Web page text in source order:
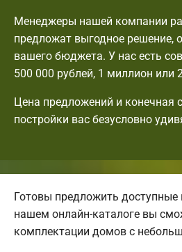
Менеджеры нашей компании
предложат выгодное решение,
вашего бюджета. У нас есть
500 000 рублей, 1 миллион или
Цена предложений и конечная
постройки вас безусловно
Готовы предложить доступные
нашем онлайн-каталоге вы
комплектации домов с